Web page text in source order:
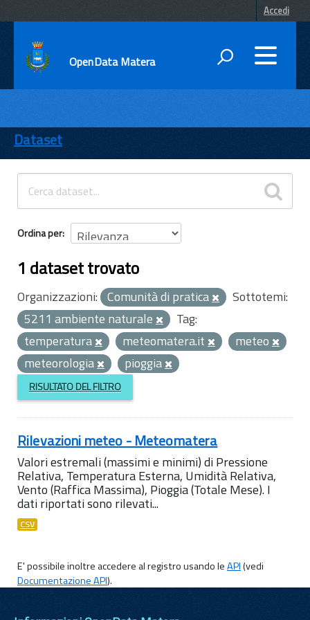
Accedi
OpenData Matera
ENTI
TEMI
INFORMAZIONI
Dataset
Ordina per
1 dataset trovato
Organizzazioni: Comunità di pratica
Sottotemi:
5211 ambiente naturale
Tag:
temperatura
meteomatera.it
meteo
meteorologia
pioggia
RISULTATO DEL FILTRO
Rilevazioni meteo - Meteomatera
Valori estremali (massimi e minimi) di Pressione
Relativa, Temperatura Esterna, Umidità Relativa,
Vento (Raffica Massima), Pioggia (Totale Mese). I
dati riportati sono rilevati...
CSV
E' possibile inoltre accedere al registro usando leAPI(vedi
Documentazione API).